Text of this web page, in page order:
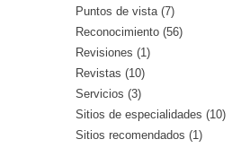
Puntos de vista (7)
Reconocimiento (56)
Revisiones (1)
Revistas (10)
Servicios (3)
Sitios de especialidades (10)
Sitios recomendados (1)